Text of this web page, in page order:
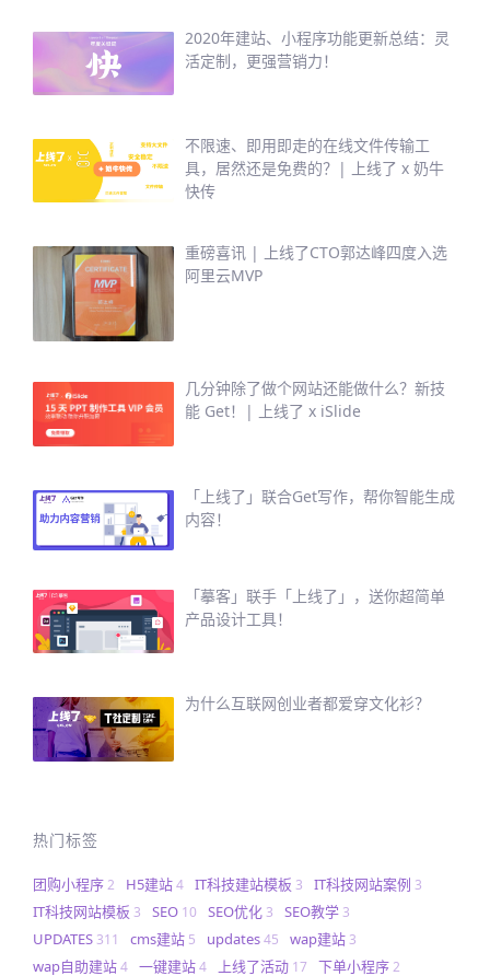
2020年建站、小程序功能更新总结：灵
活定制，更强营销力！
不限速、即用即走的在线文件传输工
具，居然还是免费的？| 上线了 x 奶牛
快传
重磅喜讯 | 上线了CTO郭达峰四度入选
阿里云MVP
几分钟除了做个网站还能做什么？新技
能 Get！| 上线了 x iSlide
「上线了」联合Get写作，帮你智能生成
内容！
「摹客」联手「上线了」，送你超简单
产品设计工具！
为什么互联网创业者都爱穿文化衫？
热门标签
团购小程序2 H5建站4 IT科技建站模板 3 IT科技网站案例 3
IT科技网站模板 3 SEO 10 SEO优化 3 SEO教学 3
UPDATES 311 cms建站 5 updates45 wap建站 3
wap自助建站4 一键建站4 上线了活动 17 下单小程序2